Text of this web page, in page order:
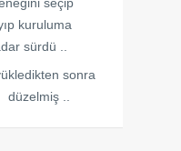
kuruluma
sürdü ..
sonra
..